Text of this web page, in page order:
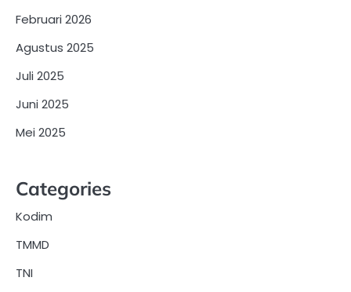
Februari 2026
Agustus 2025
Juli 2025
Juni 2025
Mei 2025
Categories
Kodim
TMMD
TNI